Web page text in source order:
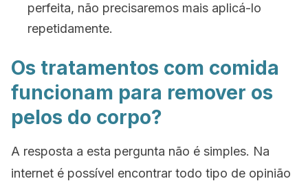
perfeita, não precisaremos mais aplicá-lo
repetidamente.
Os tratamentos com comida
funcionam para remover os
pelos do corpo?
A resposta a esta pergunta não é simples. Na
internet é possível encontrar todo tipo de opinião